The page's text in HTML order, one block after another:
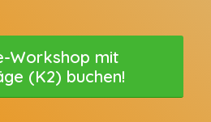
Workshop mit
(K2) buchen!